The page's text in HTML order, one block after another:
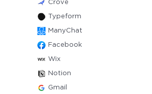
Crove
Typeform
ManyChat
Facebook
Wix
Notion
Gmail